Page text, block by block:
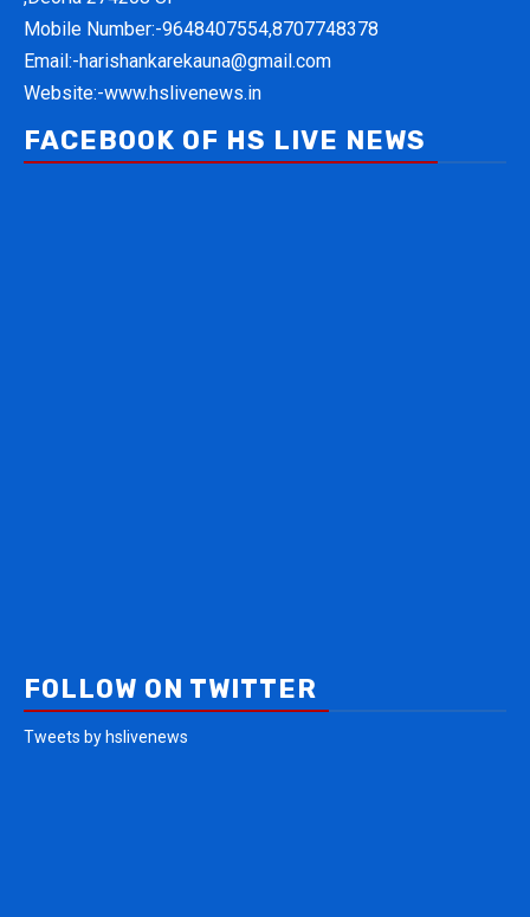
Mobile Number:-9648407554,8707748378
Email:-harishankarekauna@gmail.com
Website:-www.hslivenews.in
FACEBOOK OF HS LIVE NEWS
FOLLOW ON TWITTER
Tweets by hslivenews